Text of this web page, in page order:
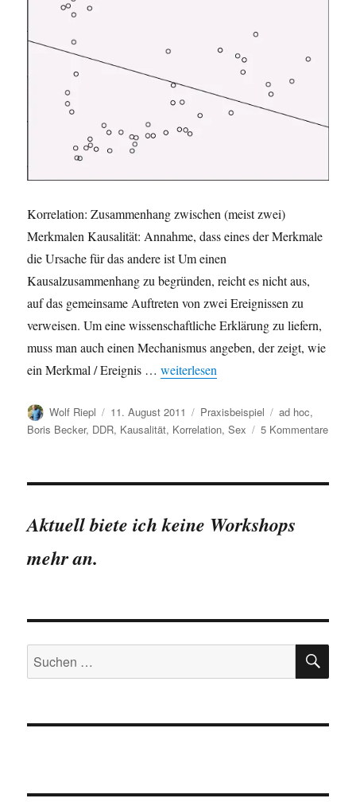
Korrelation: Zusammenhang zwischen (meist zwei)
Merkmalen Kausalität: Annahme, dass eines der Merkmale
die Ursache für das andere ist Um einen
Kausalzusammenhang zu begründen, reicht es nicht aus,
auf das gemeinsame Auftreten von zwei Ereignissen zu
verweisen. Um eine wissenschaftliche Erklärung zu liefern,
muss man auch einen Mechanismus angeben, der zeigt, wie
ein Merkmal / Ereignis …„Korrelation und Kausalität: Steffi
weiterlesen
Autor
Wolf Riepl
Veröffentlicht
am
11. August 2011 Kategorien
Praxisbeispiel Schlagwörter
ad hoc,
Boris Becker, DDR, Kausalität, Korrelation,Sex 5 Kommentarezu
in
DDR?
Aktuell biete ich keine Workshops
mehr an.
Suchen
nach: